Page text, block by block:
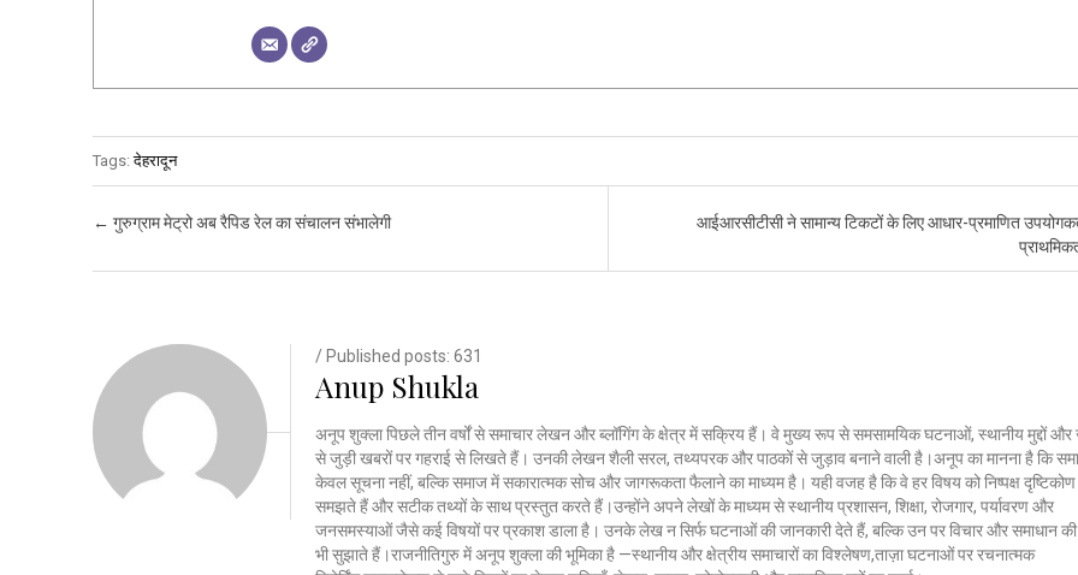
Tags:देहरादून
Post navigation
← गुरुग्राम मेट्रो अब रैपिड रेल का संचालन संभालेगी
आईआरसीटीसी ने सामान्य टिकटों के लिए आधार-प्रमाणित
/ Published posts: 631
Anup Shukla
अनूप शुक्ला पिछले तीन वर्षों से समाचार लेखन और ब्लॉगिंग के क्षेत्र में सक्रिय हैं। वे मुख्य रूप से समसामयिक घटनाओं, स्थानीय मुद्दों और
से जुड़ी खबरों पर गहराई से लिखते हैं। उनकी लेखन शैली सरल, तथ्यपरक और पाठकों से जुड़ाव बनाने वाली है।अनूप का मानना है कि
केवल सूचना नहीं, बल्कि समाज में सकारात्मक सोच और जागरूकता फैलाने का माध्यम है। यही वजह है कि वे हर विषय को निष्पक्ष
समझते हैं और सटीक तथ्यों के साथ प्रस्तुत करते हैं।उन्होंने अपने लेखों के माध्यम से स्थानीय प्रशासन, शिक्षा, रोजगार, पर्यावरण और
जनसमस्याओं जैसे कई विषयों पर प्रकाश डाला है। उनके लेख न सिर्फ घटनाओं की जानकारी देते हैं, बल्कि उन पर विचार और समाधान की
भी सुझाते हैं।राजनीतिगुरु में अनूप शुक्ला की भूमिका है —स्थानीय और क्षेत्रीय समाचारों का विश्लेषण,ताज़ा घटनाओं पर रचनात्मक